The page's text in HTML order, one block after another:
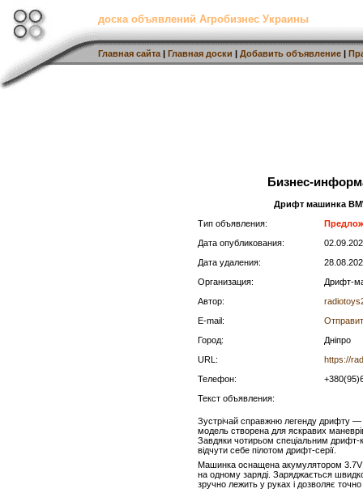
доска объявлений Агробизнес Украины
Главная сайта | Главная доски | Добавить объявление |
Бизнес-
Дрифт машинка
Тип объявления:
Дата опубликования:
Дата удаления:
Организация:
Дрифт-
Автор:
E-mail:
Город:
Дніпро
URL:
https://
Телефон:
Текст объявления:
Зустрічай справжню легенду дрифту
модель створена для яскравих
Завдяки чотирьом спеціальним дрифт-
відчути себе пілотом дрифт-серії.
Машинка оснащена акумулятором 3.7V
на одному заряді. Заряджається
зручно лежить у руках і дозволяє